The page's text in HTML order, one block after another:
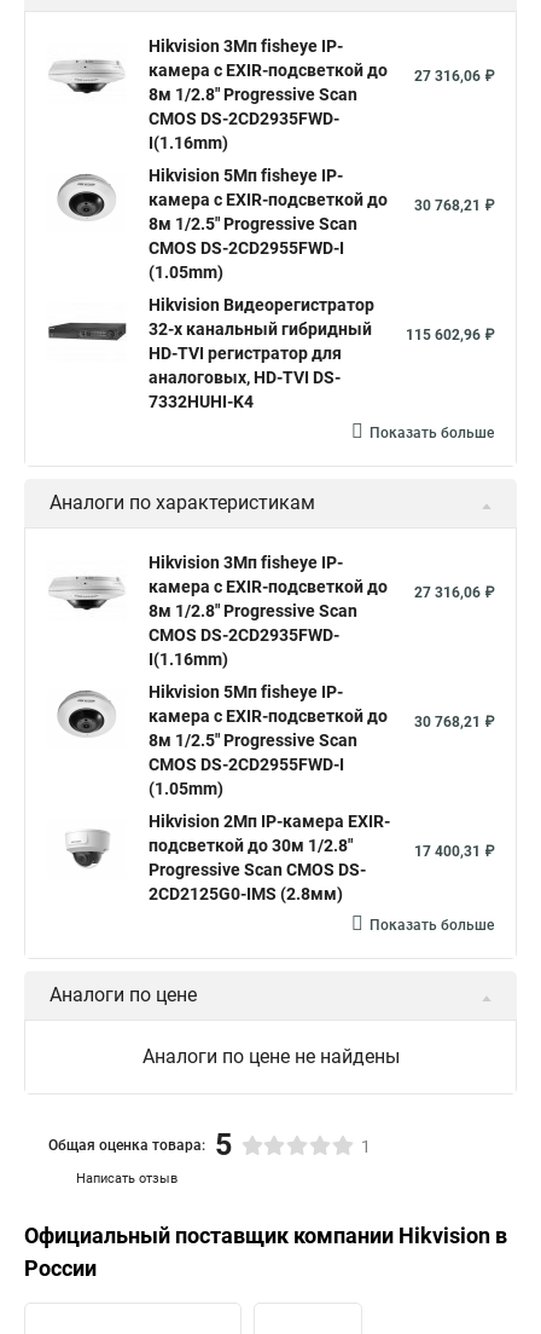
Hikvision купить Hikvision уличная ip камера
Hikvision poe
Hikvision 2 8 mm Hikvision camera Hikvision 2cd1148 i b
Видеонаблюдение Ip видеокамеры
Hikvision 2cd2142fwd
Hikvision ds 2cd1148 hikvision ds 2cd1148 i b
hikvision ds 2cd2042wd i Видеокамера hikvision
Видеокамеры hikvision ds
Камера Hikvision ds 2ce16d8t
Видеокамера hikvision hiwatch
Камера Hikvision ds 2cd2442fwd
Уличная камера Hikvision ip camera
Hikvision поворотная камера Hikvision купольная
Нikvision микрофон Hikvision поворотная
Hikvision порты
Hikvision 3Мп fisheye IP-
камера c EXIR-подсветкой до
8м 1/2.8" Progressive Scan
CMOS DS-2CD2935FWD-
I(1.16mm)
27 316,06 ₽
Hikvision 5Мп fisheye IP-
камера c EXIR-подсветкой до
8м 1/2.5" Progressive Scan
CMOS DS-2CD2955FWD-I
(1.05mm)
30 768,21 ₽
Hikvision Видеорегистратор
32-х канальный гибридный
HD-TVI регистратор для
аналоговых, HD-TVI DS-
7332HUHI-K4
115 602,96 ₽
Показать больше
Аналоги по характеристикам
Hikvision 3Мп fisheye IP-
камера c EXIR-подсветкой до
8м 1/2.8" Progressive Scan
CMOS DS-2CD2935FWD-
I(1.16mm)
27 316,06 ₽
Hikvision 5Мп fisheye IP-
камера c EXIR-подсветкой до
8м 1/2.5" Progressive Scan
CMOS DS-2CD2955FWD-I
(1.05mm)
30 768,21 ₽
Hikvision 2Мп IP-камера EXIR-
подсветкой до 30м 1/2.8"
Progressive Scan CMOS DS-
2CD2125G0-IMS (2.8мм)
17 400,31 ₽
Показать больше
Аналоги по цене
Аналоги по цене не найдены
Написать отзыв
Общая оценка товара: 5 1
Официальный поставщик компании Hikvision в
России